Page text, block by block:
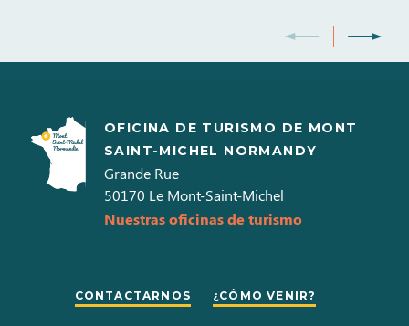
OFICINA DE TURISMO DE MONT
SAINT-MICHEL NORMANDY
Grande Rue
50170 Le Mont-Saint-Michel
Nuestras oficinas de turismo
CONTACTARNOS ¿CÓMO VENIR?